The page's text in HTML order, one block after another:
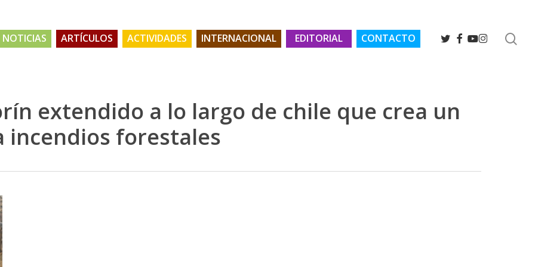
NOTICIAS ARTÍCULOS ACTIVIDADES INTERNACIONAL EDITORIAL CONTACTO TWITTER
FACEBOOK
YOUTUBE
INSTAGRAM
extendido a lo largo de chile que crea un
incendios forestales